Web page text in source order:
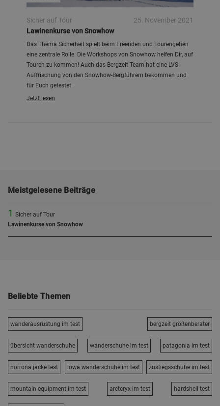
Sicher auf Tour
25. November 2021
Lawinenkurse von Snowhow
Das Thema Sicherheit spielt beim Freeriden und Tourengehen
eine zentrale Rolle. Die Workshops von Snowhow helfen Dir, auf
Touren zu kommen! Auch das Bergzeit Team hat eine LVS-
Auffrischung von den Snowhow-Bergführern bekommen und
für Euch getestet.
Jetzt lesen
Meistgelesene Beiträge
1 Sicher auf Tour
Lawinenkurse von Snowhow
Beliebte Themen
wanderausrüstung im test bergzeit größenberater
übersicht wanderschuhe wanderschuhe im test patagonia im test
norrona jacke test lowa wanderschuhe im test zustiegsschuhe im test
mountain equipment im test arcteryx im test hardshell test